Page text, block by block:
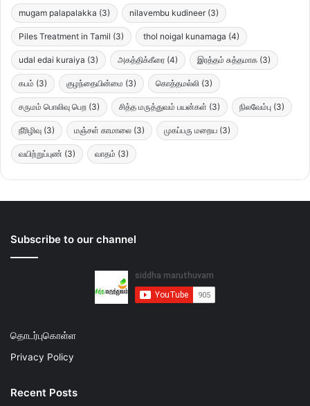
mugam palapalakka (3) nilavembu kudineer (3)
Piles Treatment in Tamil (3) thol noigal kunamaga (4)
udal edai kuraiya (3) அகத்திக்கீரை (4) இரத்தம் சுத்தமாக (3)
கபம் (3) குழந்தையின்மை (3) கொத்தமல்லி (3)
சருமம் பொலிவு பெற (3) சித்த மருத்துவம் பயன்கள் (3) நிலவேம்பு (3)
நீரிழிவு (3) மஞ்சள் காமாலை (3) முகப்பரு மறைய (3)
வயிற்றுப்புண் (3) வாதம் (3)
Subscribe to our channel
தொடர்புகொள்ள
Privacy Policy
Recent Posts